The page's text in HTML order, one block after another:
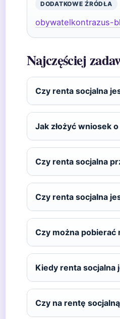
DODATKOWE ŹRÓDŁA
obywatelkontrazus-
Najczęściej
Czy renta socjalna
Jak złożyć wniosek
Czy renta socjalna
Czy renta socjalna
Czy można pobierać
Kiedy renta socjalna
Czy na rentę